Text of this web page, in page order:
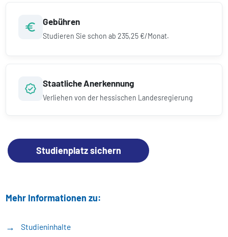
Gebühren
Studieren Sie schon ab235,25 €/Monat.
Staatliche Anerkennung
Verliehen von der hessischen Landesregierung
Studienplatz sichern
Mehr Informationen zu:
Studieninhalte